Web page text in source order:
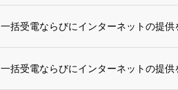
一括受電ならびにインターネットの提
一括受電ならびにインターネットの提